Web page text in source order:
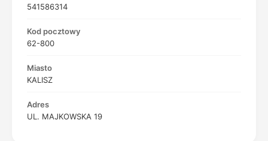
541586314
Kod pocztowy
62-800
Miasto
KALISZ
Adres
UL. MAJKOWSKA 19